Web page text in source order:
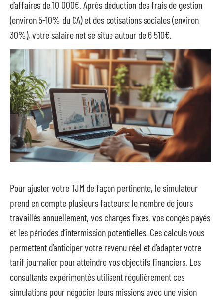
d’affaires de 10 000€. Après déduction des frais de gestion
(environ 5-10% du CA) et des cotisations sociales (environ
30%), votre salaire net se situe autour de 6 510€.
Pour ajuster votre TJM de façon pertinente, le simulateur
prend en compte plusieurs facteurs: le nombre de jours
travaillés annuellement, vos charges fixes, vos congés payés
et les périodes d’intermission potentielles. Ces calculs vous
permettent d’anticiper votre revenu réel et d’adapter votre
tarif journalier pour atteindre vos objectifs financiers. Les
consultants expérimentés utilisent régulièrement ces
simulations pour négocier leurs missions avec une vision